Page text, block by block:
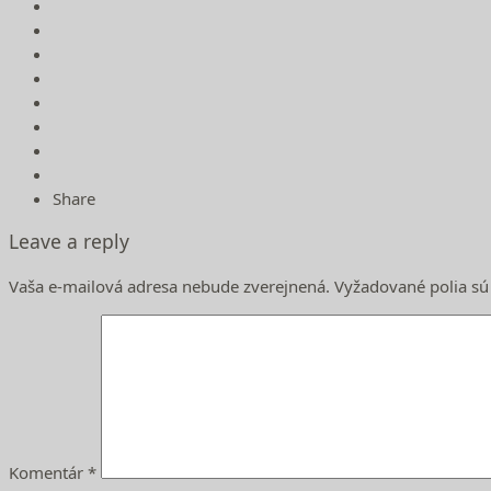
Share
Leave a reply
Vaša e-mailová adresa nebude zverejnená. Vyžadované polia
Komentár *